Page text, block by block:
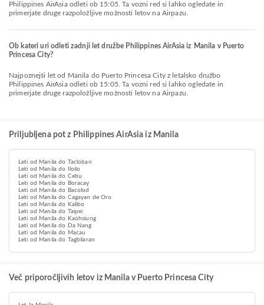
Philippines AirAsia odleti ob 15:05. Ta vozni red si lahko ogledate in
primerjate druge razpoložljive možnosti letov na Airpazu.
Ob kateri uri odleti zadnji let družbe Philippines AirAsia iz Manila v Puerto
Princesa City?
Najpoznejši let od Manila do Puerto Princesa City z letalsko družbo
Philippines AirAsia odleti ob 15:05. Ta vozni red si lahko ogledate in
primerjate druge razpoložljive možnosti letov na Airpazu.
Priljubljena pot z Philippines AirAsia iz Manila
Leti od Manila do Tacloban
Leti od Manila do Iloilo
Leti od Manila do Cebu
Leti od Manila do Boracay
Leti od Manila do Bacolod
Leti od Manila do Cagayan de Oro
Leti od Manila do Kalibo
Leti od Manila do Taipei
Leti od Manila do Kaohsiung
Leti od Manila do Da Nang
Leti od Manila do Macau
Leti od Manila do Tagbilaran
Več priporočljivih letov iz Manila v Puerto Princesa City